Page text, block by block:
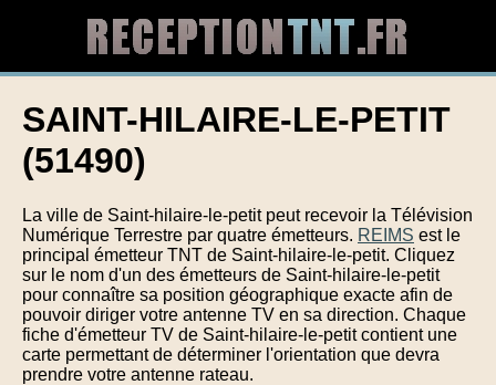
SAINT-HILAIRE-LE-PETIT
(51490)
La ville de Saint-hilaire-le-petit peut recevoir la Télévision
Numérique Terrestre par quatre émetteurs. REIMS est le
principal émetteur TNT de Saint-hilaire-le-petit. Cliquez
sur le nom d'un des émetteurs de Saint-hilaire-le-petit
pour connaître sa position géographique exacte afin de
pouvoir diriger votre antenne TV en sa direction. Chaque
fiche d'émetteur TV de Saint-hilaire-le-petit contient une
carte permettant de déterminer l'orientation que devra
prendre votre antenne rateau.